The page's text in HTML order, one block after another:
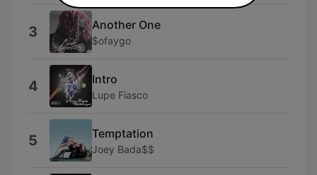
3 Another One
$ofaygo
4 Intro
Lupe Fiasco
5 Temptation
Joey Bada$$